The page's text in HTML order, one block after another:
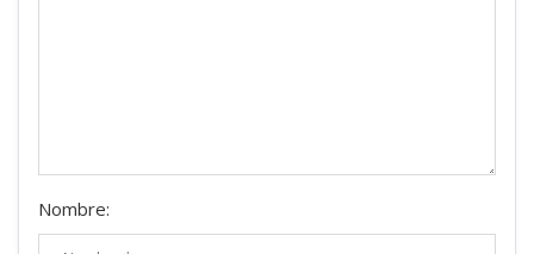
Nombre: